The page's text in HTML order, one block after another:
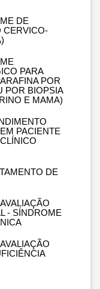
DE
CERVICO-
PARA
POR
POR BIOPSIA
E MAMA)
PACIENTE
DE
- SÍNDROME